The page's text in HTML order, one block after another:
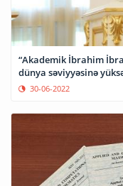
“Akademik İbrahim
dünya səviyyəsinə
30-06-2022